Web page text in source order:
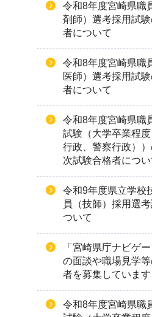
令和8年度宮崎県職
剤師）選考採用試
者について
令和8年度宮崎県職
医師）選考採用試
者について
令和8年度宮崎県職
試験（大学卒業程
行政、警察行政）
次試験合格者につい
令和9年度県立学校
員（技師）採用選
ついて
「宮崎県庁ナビゲ
の面談や職場見学
者を募集しています
令和8年度宮崎県職